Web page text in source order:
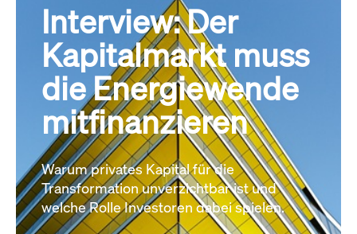
Interview: Der
Kapitalmarkt muss
die Energiewende
mitfinanzieren
Warum privates Kapital für die
Transformation unverzichtbar ist und
welche Rolle Investoren dabei spielen.